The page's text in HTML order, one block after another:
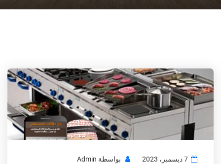
7 ديسمبر، 2023 بواسطة Admin